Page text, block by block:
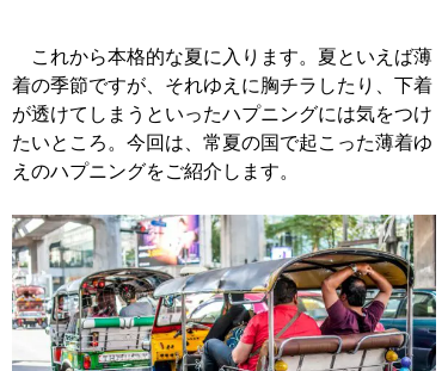
これから本格的な夏に入ります。夏といえば薄
着の季節ですが、それゆえに胸チラしたり、下着
が透けてしまうといったハプニングには気をつけ
たいところ。今回は、常夏の国で起こった薄着ゆ
えのハプニングをご紹介します。